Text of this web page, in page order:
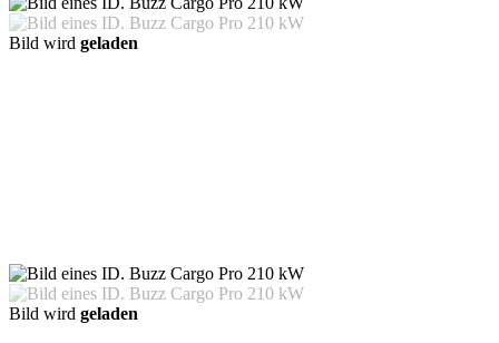
Bild wird geladen
Bild wird geladen